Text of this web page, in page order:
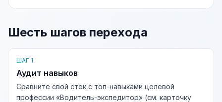
Шесть шагов перехода
ШАГ 1
Аудит навыков
Сравните свой стек с топ-навыками целевой
профессии «Водитель-экспедитор» (см. карточку